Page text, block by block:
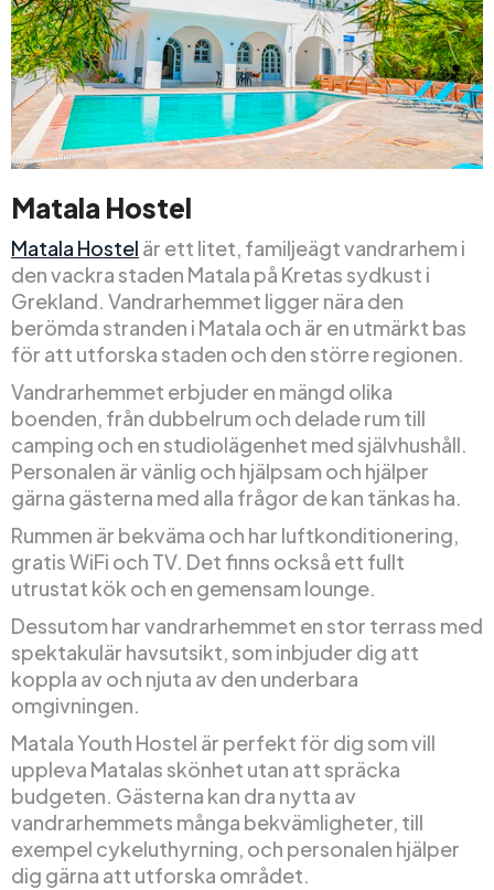
Matala Hostel
Matala Hostel är ett litet, familjeägt vandrarhem i
den vackra staden Matala på Kretas sydkust i
Grekland. Vandrarhemmet ligger nära den
berömda stranden i Matala och är en utmärkt bas
för att utforska staden och den större regionen.
Vandrarhemmet erbjuder en mängd olika
boenden, från dubbelrum och delade rum till
camping och en studiolägenhet med självhushåll.
Personalen är vänlig och hjälpsam och hjälper
gärna gästerna med alla frågor de kan tänkas ha.
Rummen är bekväma och har luftkonditionering,
gratis WiFi och TV. Det finns också ett fullt
utrustat kök och en gemensam lounge.
Dessutom har vandrarhemmet en stor terrass med
spektakulär havsutsikt, som inbjuder dig att
koppla av och njuta av den underbara
omgivningen.
Matala Youth Hostel är perfekt för dig som vill
uppleva Matalas skönhet utan att spräcka
budgeten. Gästerna kan dra nytta av
vandrarhemmets många bekvämligheter, till
exempel cykeluthyrning, och personalen hjälper
dig gärna att utforska området.